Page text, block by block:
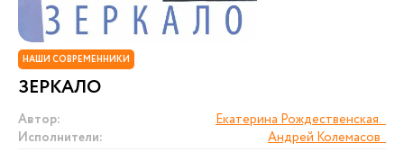
НАШИ СОВРЕМЕННИКИ
ЗЕРКАЛО
Автор:
Екатерина Рождественская.
Исполнители:
Андрей Колемасов